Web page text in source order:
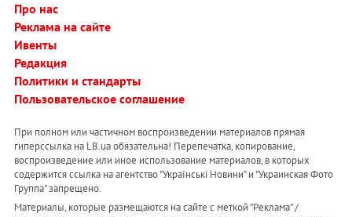
Про нас
Реклама на сайте
Ивенты
Редакция
Политики и стандарты
Пользовательское соглашение
При полном или частичном воспроизведении материалов прямая
гиперссылка на LB.ua обязательна! Перепечатка, копирование,
воспроизведение или иное использование материалов, в которых
содержится ссылка на агентство "Українськi Новини" и "Украинская Фото
Группа" запрещено.
Материалы, которые размещаются на сайте с меткой "Реклама" /